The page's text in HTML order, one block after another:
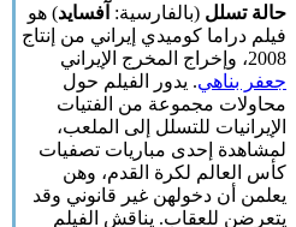
حالة تسلل (بالفارسية: آفساید) هو
فيلم دراما كوميدي إيراني من إنتاج
2008، وإخراج المخرج الإيراني
جعفر بناهي. يدور الفيلم حول
محاولات مجموعة من الفتيات
الإيرانيات للتسلل إلى الملعب،
لمشاهدة إحدى مباريات تصفيات
كأس العالم لكرة القدم، وهن
يعلمن أن دخولهن غير قانوني وقد
يتعرضن للعقاب. يناقش الفيلم